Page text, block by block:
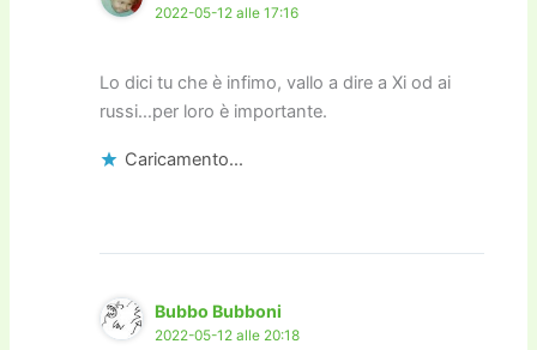
2022-05-12 alle 17:16
Lo dici tu che è infimo, vallo a dire a Xi od ai
russi…per loro è importante.
Caricamento...
Bubbo Bubboni
2022-05-12 alle 20:18